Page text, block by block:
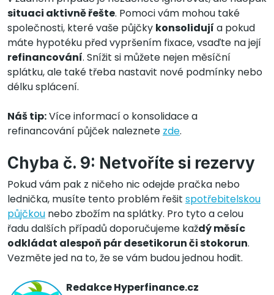
situaci aktivně řešte. Pomoci vám mohou také
společnosti, které vaše půjčky konsolidují a pokud
máte hypotéku před vypršením fixace, vsaďte na její
refinancování. Snížit si můžete nejen měsíční
splátku, ale také třeba nastavit nové podmínky nebo
délku splácení.
Náš tip:Více informací o konsolidace a
refinancování půjček naleznete zde.
Chyba č. 9: Netvoříte si rezervy
Pokud vám pak z ničeho nic odejde pračka nebo
lednička, musíte tento problém řešit spotřebitelskou
půjčkou nebo zbožím na splátky. Pro tyto a celou
řadu dalších případů doporučujeme každý měsíc
odkládat alespoň pár desetikorun či stokorun.
Vezměte jed na to, že se vám budou jednou hodit.
Redakce Hyperfinance.cz